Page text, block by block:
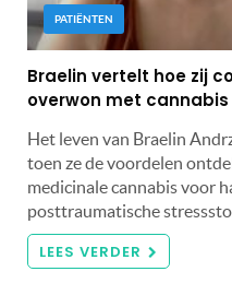
PATIËNTEN
Braelin vertelt hoe zij
overwon met cannabis
Het leven van Braelin
toen ze de voordelen
medicinale cannabis voor
posttraumatische
LEES VERDER